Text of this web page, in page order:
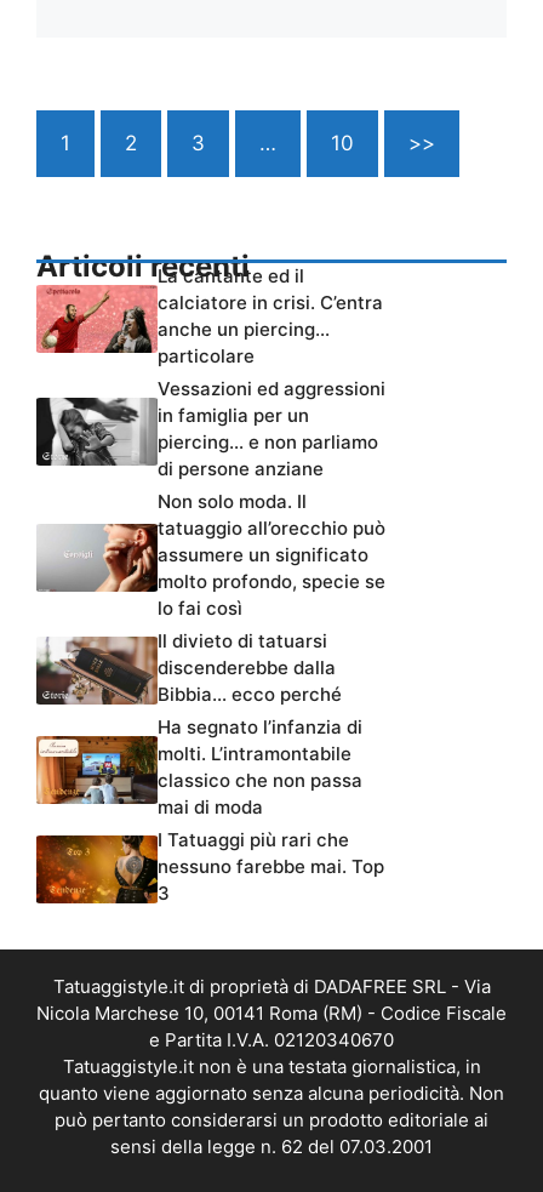
1 2 3 … 10 >>
Articoli recenti
La cantante ed il
calciatore in crisi. C’entra
anche un piercing…
particolare
Vessazioni ed aggressioni
in famiglia per un
piercing… e non parliamo
di persone anziane
Non solo moda. Il
tatuaggio all’orecchio può
assumere un significato
molto profondo, specie se
lo fai così
Il divieto di tatuarsi
discenderebbe dalla
Bibbia… ecco perché
Ha segnato l’infanzia di
molti. L’intramontabile
classico che non passa
mai di moda
I Tatuaggi più rari che
nessuno farebbe mai. Top
3
Tatuaggistyle.it di proprietà di DADAFREE SRL - Via
Nicola Marchese 10, 00141 Roma (RM) - Codice Fiscale
e Partita I.V.A. 02120340670
Tatuaggistyle.it non è una testata giornalistica, in
quanto viene aggiornato senza alcuna periodicità. Non
può pertanto considerarsi un prodotto editoriale ai
sensi della legge n. 62 del 07.03.2001